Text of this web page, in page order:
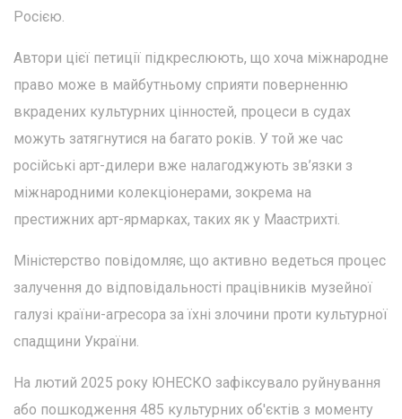
Росією.
Автори цієї петиції підкреслюють, що хоча міжнародне
право може в майбутньому сприяти поверненню
вкрадених культурних цінностей, процеси в судах
можуть затягнутися на багато років. У той же час
російські арт-дилери вже налагоджують зв’язки з
міжнародними колекціонерами, зокрема на
престижних арт-ярмарках, таких як у Маастрихті.
Міністерство повідомляє, що активно ведеться процес
залучення до відповідальності працівників музейної
галузі країни-агресора за їхні злочини проти культурної
спадщини України.
На лютий 2025 року ЮНЕСКО зафіксувало руйнування
або пошкодження 485 культурних об'єктів з моменту